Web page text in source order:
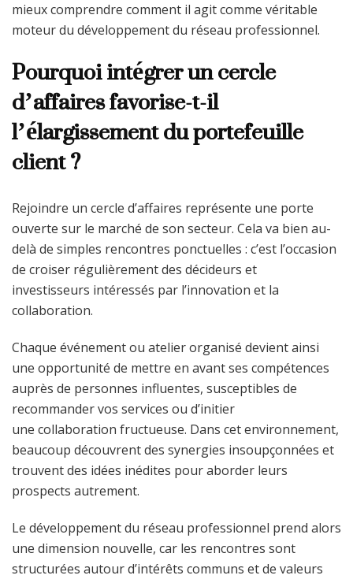
mieux comprendre comment il agit comme véritable
moteur du développement du réseau professionnel.
Pourquoi intégrer un cercle
d’affaires favorise-t-il
l’élargissement du portefeuille
client ?
Rejoindre un cercle d’affaires représente une porte
ouverte sur le marché de son secteur. Cela va bien au-
delà de simples rencontres ponctuelles : c’est l’occasion
de croiser régulièrement des décideurs et
investisseurs intéressés par l’innovation et la
collaboration.
Chaque événement ou atelier organisé devient ainsi
une opportunité de mettre en avant ses compétences
auprès de personnes influentes, susceptibles de
recommander vos services ou d’initier
une collaboration fructueuse. Dans cet environnement,
beaucoup découvrent des synergies insoupçonnées et
trouvent des idées inédites pour aborder leurs
prospects autrement.
Le développement du réseau professionnel prend alors
une dimension nouvelle, car les rencontres sont
structurées autour d’intérêts communs et de valeurs